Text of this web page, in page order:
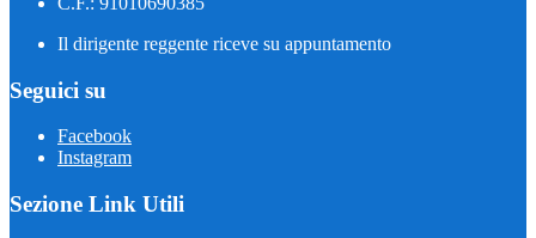
Il dirigente reggente riceve su appuntamento
Seguici su
Facebook
Instagram
Sezione Link Utili